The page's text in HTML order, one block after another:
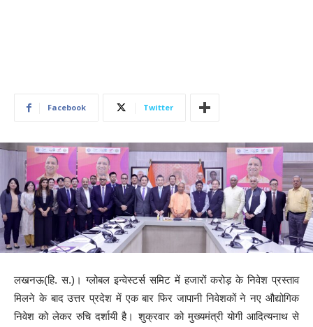
Facebook Twitter
लखनऊ(हि. स.)। ग्लोबल इन्वेस्टर्स समिट में हजारों करोड़ के निवेश प्रस्ताव
मिलने के बाद उत्तर प्रदेश में एक बार फिर जापानी निवेशकों ने नए औद्योगिक
निवेश को लेकर रुचि दर्शायी है। शुक्रवार को मुख्यमंत्री योगी आदित्यनाथ से